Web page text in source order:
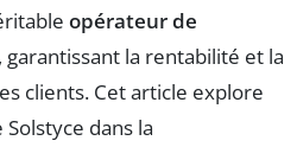
opérateur de
, garantissant la rentabilité et la
clients. Cet article explore
dans la